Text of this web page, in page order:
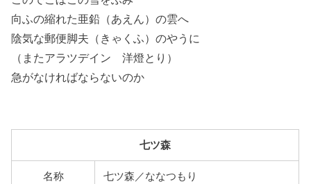
向ふの縮れた亜鉛 （あえん）の雲へ
陰気な郵便脚夫 （きゃくふ）のやうに
（またアラツデイン洋燈とり）
急がなければならないのか
七ツ森
名称 七ツ森／ななつもり